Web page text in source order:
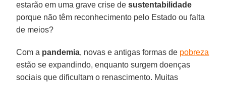
estarão em uma grave crise desustentabilidade
porque não têm reconhecimento pelo Estado ou falta
de meios?
Com a pandemia, novas e antigas formas de pobreza
estão se expandindo, enquanto surgem doenças
sociais que dificultam o renascimento. Muitas